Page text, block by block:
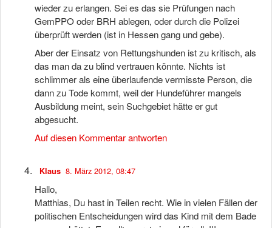
wieder zu erlangen. Sei es das sie Prüfungen nach
GemPPO oder BRH ablegen, oder durch die Polizei
überprüft werden (ist in Hessen gang und gebe).
Aber der Einsatz von Rettungshunden ist zu kritisch, als
das man da zu blind vertrauen könnte. Nichts ist
schlimmer als eine überlaufende vermisste Person, die
dann zu Tode kommt, weil der Hundeführer mangels
Ausbildung meint, sein Suchgebiet hätte er gut
abgesucht.
Auf diesen Kommentar antworten
Klaus 8. März 2012, 08:47
Hallo,
Matthias, Du hast in Teilen recht. Wie in vielen Fällen der
politischen Entscheidungen wird das Kind mit dem Bade